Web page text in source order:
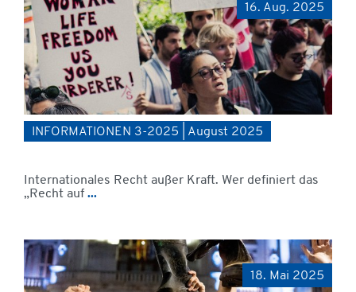
16. Aug. 2025
INFORMATIONEN 3-2025 | August 2025
Internationales Recht außer Kraft. Wer definiert das
„Recht auf ...
18. Mai 2025